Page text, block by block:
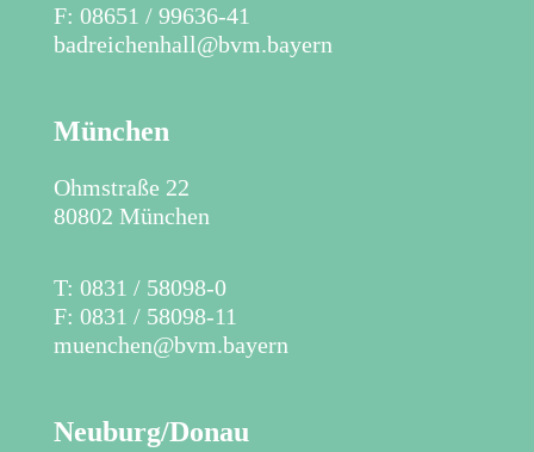
F: 08651 / 99636-41
badreichenhall@bvm.bayern
München
Ohmstraße 22
80802 München
T: 0831 / 58098-0
F: 0831 / 58098-11
muenchen@bvm.bayern
Neuburg/Donau